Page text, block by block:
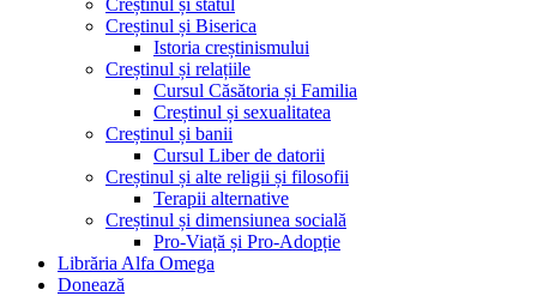
Creștinul și statul
Creștinul și Biserica
Istoria creștinismului
Creștinul și relațiile
Cursul Căsătoria și Familia
Creștinul și sexualitatea
Creștinul și banii
Cursul Liber de datorii
Creștinul și alte religii și filosofii
Terapii alternative
Creștinul și dimensiunea socială
Pro-Viață și Pro-Adopție
Librăria Alfa Omega
Donează